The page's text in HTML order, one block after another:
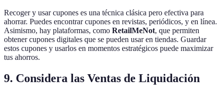
Recoger y usar cupones es una técnica clásica pero efectiva para
ahorrar. Puedes encontrar cupones en revistas, periódicos, y en línea.
Asimismo, hay plataformas, como RetailMeNot, que permiten
obtener cupones digitales que se pueden usar en tiendas. Guardar
estos cupones y usarlos en momentos estratégicos puede maximizar
tus ahorros.
9. Considera las Ventas de Liquidación